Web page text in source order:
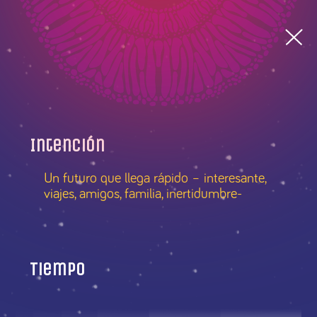
Intención
Un futuro que llega rápido – interesante,
viajes, amigos, familia, inertidumbre-
Tiempo